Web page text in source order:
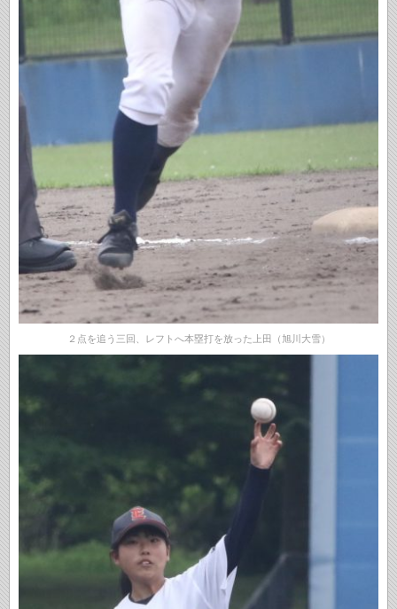
２点を追う三回、レフトへ本塁打を放った上田（旭川大雪）